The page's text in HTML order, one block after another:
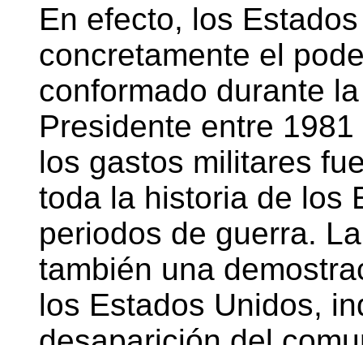
En efecto, los
concretamente el
conformado durante
Presidente entre
los gastos militares
toda la historia de los
periodos de guerra.
también una
los Estados Unidos,